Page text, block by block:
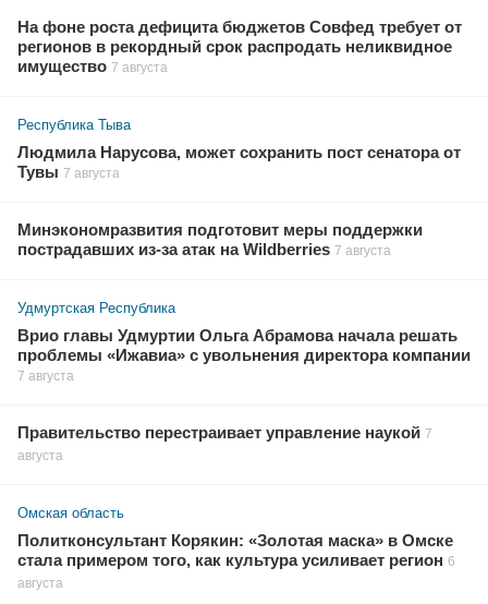
На фоне роста дефицита бюджетов Совфед требует от
регионов в рекордный срок распродать неликвидное
имущество 7 августа
Республика Тыва
Людмила Нарусова, может сохранить пост сенатора от
Тувы 7 августа
Минэкономразвития подготовит меры поддержки
пострадавших из-за атак на Wildberries 7 августа
Удмуртская Республика
Врио главы Удмуртии Ольга Абрамова начала решать
проблемы «Ижавиа» с увольнения директора компании
7 августа
Правительство перестраивает управление наукой 7
августа
Омская область
Политконсультант Корякин: «Золотая маска» в Омске
стала примером того, как культура усиливает регион 6
августа